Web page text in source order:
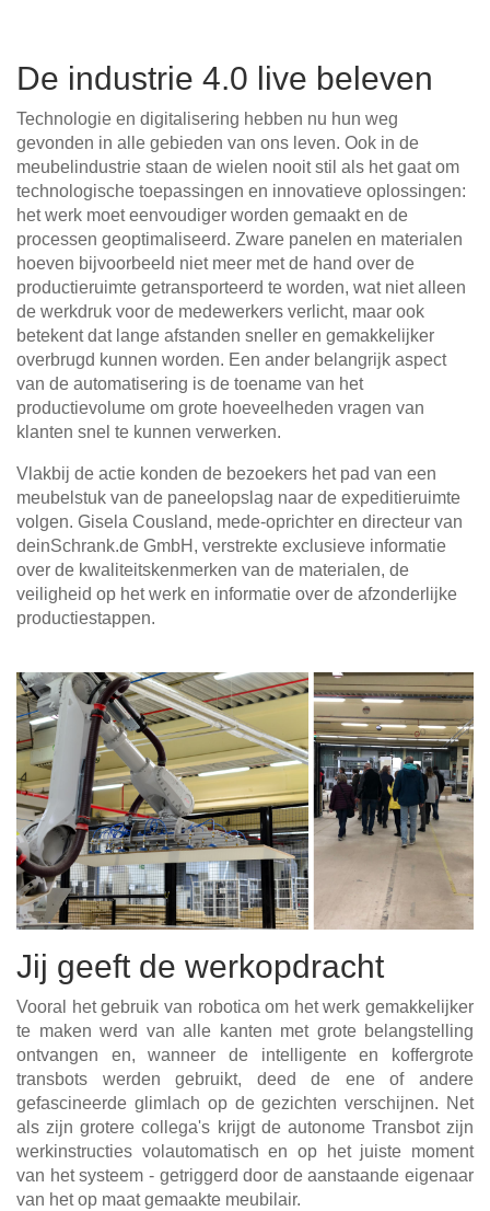
De industrie 4.0 live beleven
Technologie en digitalisering hebben nu hun weg
gevonden in alle gebieden van ons leven. Ook in de
meubelindustrie staan de wielen nooit stil als het gaat om
technologische toepassingen en innovatieve oplossingen:
het werk moet eenvoudiger worden gemaakt en de
processen geoptimaliseerd. Zware panelen en materialen
hoeven bijvoorbeeld niet meer met de hand over de
productieruimte getransporteerd te worden, wat niet alleen
de werkdruk voor de medewerkers verlicht, maar ook
betekent dat lange afstanden sneller en gemakkelijker
overbrugd kunnen worden. Een ander belangrijk aspect
van de automatisering is de toename van het
productievolume om grote hoeveelheden vragen van
klanten snel te kunnen verwerken.
Vlakbij de actie konden de bezoekers het pad van een
meubelstuk van de paneelopslag naar de expeditieruimte
volgen. Gisela Cousland, mede-oprichter en directeur van
deinSchrank.de GmbH, verstrekte exclusieve informatie
over de kwaliteitskenmerken van de materialen, de
veiligheid op het werk en informatie over de afzonderlijke
productiestappen.
Jij geeft de werkopdracht
Vooral het gebruik van robotica om het werk gemakkelijker
te maken werd van alle kanten met grote belangstelling
ontvangen en, wanneer de intelligente en koffergrote
transbots werden gebruikt, deed de ene of andere
gefascineerde glimlach op de gezichten verschijnen. Net
als zijn grotere collega's krijgt de autonome Transbot zijn
werkinstructies volautomatisch en op het juiste moment
van het systeem - getriggerd door de aanstaande eigenaar
van het op maat gemaakte meubilair.